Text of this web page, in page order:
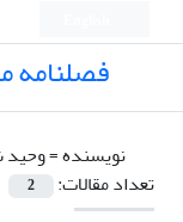
نویسنده =
تعداد مقالات:
2